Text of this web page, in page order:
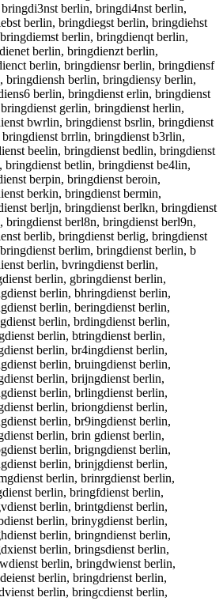
berlin, bringdi4nst berlin,
berlin, bringdiegst berlin, bringdiehst
berlin, bringdienqt berlin,
berlin, bringdienzt berlin,
berlin, bringdiensr berlin, bringdiensf
bringdiensh berlin, bringdiensy berlin,
berlin, bringdienst erlin, bringdienst
gerlin, bringdienst herlin,
bwrlin, bringdienst bsrlin, bringdienst
brrlin, bringdienst b3rlin,
beelin, bringdienst bedlin, bringdienst
betlin, bringdienst be4lin,
berpin, bringdienst beroin,
berkin, bringdienst bermin,
berljn, bringdienst berlkn, bringdienst
bringdienst berl8n, bringdienst berl9n,
berlib, bringdienst berlig, bringdienst
berlim, bringdienst berlin, b
berlin, bvringdienst berlin,
berlin, gbringdienst berlin,
berlin, bhringdienst berlin,
berlin, beringdienst berlin,
berlin, brdingdienst berlin,
berlin, btringdienst berlin,
berlin, br4ingdienst berlin,
berlin, bruingdienst berlin,
berlin, brijngdienst berlin,
berlin, brlingdienst berlin,
berlin, briongdienst berlin,
berlin, br9ingdienst berlin,
berlin, brin gdienst berlin,
berlin, brigngdienst berlin,
berlin, brinjgdienst berlin,
berlin, brinrgdienst berlin,
berlin, bringfdienst berlin,
berlin, brintgdienst berlin,
berlin, brinygdienst berlin,
berlin, bringndienst berlin,
berlin, bringsdienst berlin,
berlin, bringdwienst berlin,
berlin, bringdrienst berlin,
berlin, bringcdienst berlin,